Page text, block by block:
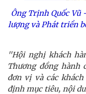
Ông Trịnh Quốc Vũ
lượng và Phát triền
"Hội nghị khách
Thương đồng hành
đơn vị và các
định mục tiêu, nội